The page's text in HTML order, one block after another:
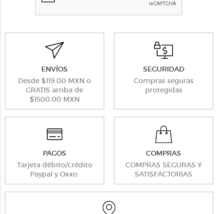
ENVÍOS
Desde $119.00 MXN o
GRATIS arriba de
$1500.00 MXN
SEGURIDAD
Compras seguras
protegidas
PAGOS
Tarjeta débito/crédito
Paypal y Oxxo.
COMPRAS
COMPRAS SEGURAS Y
SATISFACTORIAS